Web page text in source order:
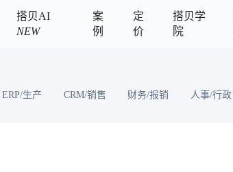
搭贝AI
NEW
案
例
定
价
搭贝学
院
ERP/生产 CRM/销售 财务/报销 人事/行政